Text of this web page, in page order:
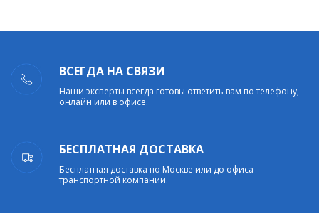
ВСЕГДА НА СВЯЗИ
Наши эксперты всегда готовы ответить вам по телефону,
онлайн или в офисе.
БЕСПЛАТНАЯ ДОСТАВКА
Бесплатная доставка по Москве или до офиса
транспортной компании.